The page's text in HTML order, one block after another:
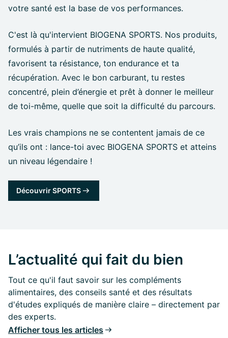
votre santé est la base de vos performances.
C'est là qu'intervient BIOGENA SPORTS. Nos produits,
formulés à partir de nutriments de haute qualité,
favorisent ta résistance, ton endurance et ta
récupération. Avec le bon carburant, tu restes
concentré, plein d’énergie et prêt à donner le meilleur
de toi-même, quelle que soit la difficulté du parcours.
Les vrais champions ne se contentent jamais de ce
qu’ils ont : lance-toi avec BIOGENA SPORTS et atteins
un niveau légendaire !
Découvrir SPORTS
L’actualité qui fait du bien
Tout ce qu'il faut savoir sur les compléments
alimentaires, des conseils santé et des résultats
d'études expliqués de manière claire – directement par
des experts.
Afficher tous les articles